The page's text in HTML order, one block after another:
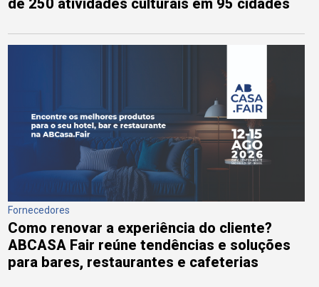
de 250 atividades culturais em 95 cidades
Fornecedores
Como renovar a experiência do cliente?
ABCASA Fair reúne tendências e soluções
para bares, restaurantes e cafeterias